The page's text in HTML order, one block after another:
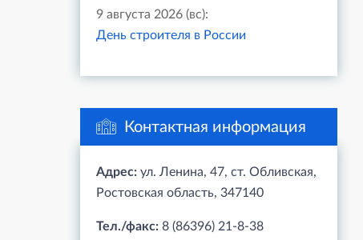
9 августа 2026 (вс):
День строителя в России
Контактная информация
Адрес: ул. Ленина, 47, ст. Обливская,
Ростовская область, 347140
Тел./факс: 8 (86396) 21-8-38